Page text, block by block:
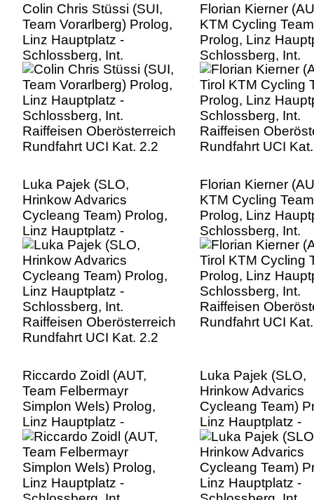
Colin Chris Stüssi (SUI,
Team Vorarlberg) Prolog,
Linz Hauptplatz -
Schlossberg, Int.
Raiffeisen Oberösterreich
Rundfahrt UCI Kat. 2.2
Florian Kierner
KTM Cycling
Prolog, Linz
Schlossberg, Int.
Raiffeisen
Rundfahrt UCI
Luka Pajek (SLO,
Hrinkow Advarics
Cycleang Team) Prolog,
Linz Hauptplatz -
Schlossberg, Int.
Raiffeisen Oberösterreich
Rundfahrt UCI Kat. 2.2
Florian Kierner
KTM Cycling
Prolog, Linz
Schlossberg, Int.
Raiffeisen
Rundfahrt UCI
Riccardo Zoidl (AUT,
Team Felbermayr
Simplon Wels) Prolog,
Linz Hauptplatz -
Schlossberg, Int.
Raiffeisen Oberösterreich
Rundfahrt UCI Kat. 2.2
Luka Pajek (SLO,
Hrinkow Advarics
Cycleang Team)
Linz Hauptplatz -
Schlossberg, Int.
Raiffeisen
Rundfahrt UCI